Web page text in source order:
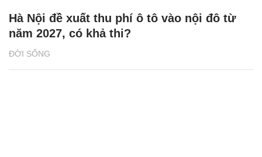
ĐỜI SỐNG
Hà Nội đề xuất thu phí ô tô vào nội đô từ
năm 2027, có khả thi?